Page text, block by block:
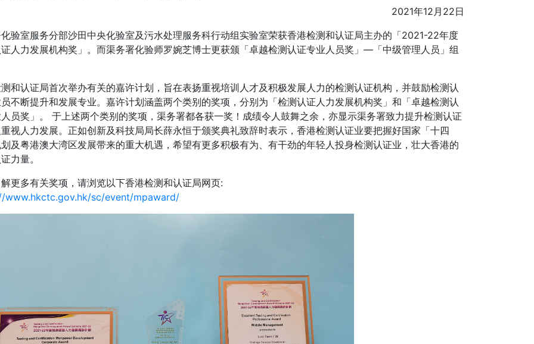
2021年12月22日
验室服务分部沙田中央化验室及污水处理服务科行动组实验室荣获香港检测和认证局主办的「2021-22年度
人力发展机构奖」。而渠务署化验师罗婉芝博士更获颁「卓越检测认证专业人员奖」—「中级管理人员」组
和认证局首次举办有关的嘉许计划，旨在表扬重视培训人才及积极发展人力的检测认证机构，并鼓励检测认
不断提升和发展专业。嘉许计划涵盖两个类别的奖项，分别为「检测认证人力发展机构奖」和「卓越检测认
员奖」。 于上述两个类别的奖项，渠务署都各获一奖！成绩令人鼓舞之余，亦显示渠务署致力提升检测认证
视人力发展。正如创新及科技局局长薛永恒于颁奖典礼致辞时表示，香港检测认证业要把握好国家「十四
及粤港澳大湾区发展带来的重大机遇，希望有更多积极有为、有干劲的年轻人投身检测认证业，壮大香港的
力量。
更多有关奖项，请浏览以下香港检测和认证局网页:
www.hkctc.gov.hk/sc/event/mpaward/